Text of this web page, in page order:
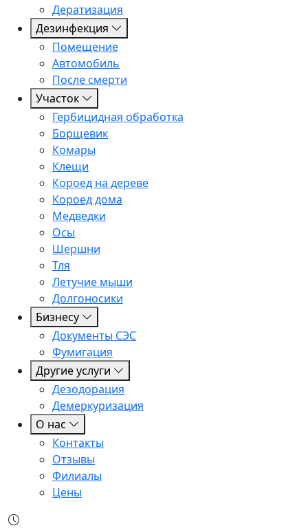
Дератизация
Дезинфекция
Помещение
Автомобиль
После смерти
Участок
Гербицидная обработка
Борщевик
Комары
Клещи
Короед на дереве
Короед дома
Медведки
Осы
Шершни
Тля
Летучие мыши
Долгоносики
Бизнесу
Документы СЭС
Фумигация
Другие услуги
Дезодорация
Демеркуризация
О нас
Контакты
Отзывы
Филиалы
Цены